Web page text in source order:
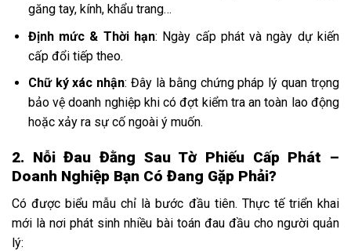
găng tay, kính, khẩu trang…
Định mức & Thời hạn: Ngày cấp phát và ngày dự kiến
cấp đổi tiếp theo.
Chữ ký xác nhận: Đây là bằng chứng pháp lý quan trọng
bảo vệ doanh nghiệp khi có đợt kiểm tra an toàn lao động
hoặc xảy ra sự cố ngoài ý muốn.
2. Nỗi Đau Đằng Sau Tờ Phiếu Cấp Phát –
Doanh Nghiệp Bạn Có Đang Gặp Phải?
Có được biểu mẫu chỉ là bước đầu tiên. Thực tế triển khai
mới là nơi phát sinh nhiều bài toán đau đầu cho người quản
lý: